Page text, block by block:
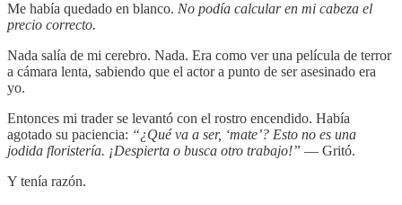
Me había quedado en blanco. No podía calcular en mi cabeza el
precio correcto.
Nada salía de mi cerebro. Nada. Era como ver una película de terror
a cámara lenta, sabiendo que el actor a punto de ser asesinado era
yo.
Entonces mi trader se levantó con el rostro encendido. Había
agotado su paciencia: “¿Qué va a ser, ‘mate’? Esto no es una
jodida floristería. ¡Despierta o busca otro trabajo!” — Gritó.
Y tenía razón.